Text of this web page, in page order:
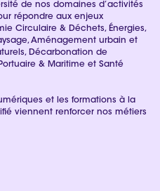
de nos domaines d’activités
répondre aux enjeux
Circulaire & Déchets, Énergies,
Aménagement urbain et
Décarbonation de
& Maritime et Santé
et les formations à la
viennent renforcer nos métiers